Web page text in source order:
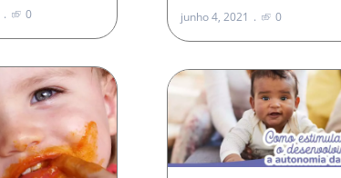
0 junho 4, 2021 0